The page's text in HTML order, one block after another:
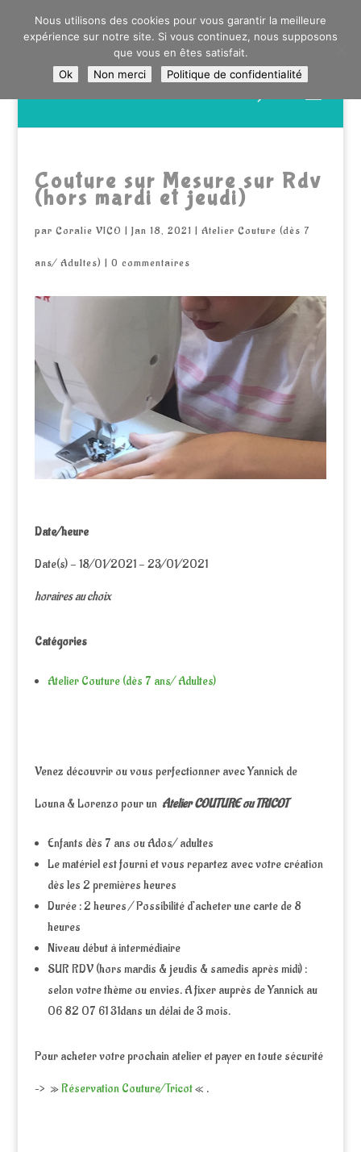
0603176412 - RDV CHEZ SO WATT À SAINT ANDRÉ OU
DANS LA MÉTROPOLE LILLOISE
CRAIENCO@GMAIL.COM
produits
Couture sur Mesure sur Rdv
(hors mardi et jeudi)
par Coralie VICO | Jan 18, 2021 | Atelier Couture (dès 7
ans/ Adultes) | 0 commentaires
Date/heure
Date(s) - 18/01/2021 - 23/01/2021
horaires au choix
Catégories
Atelier Couture (dès 7 ans/ Adultes)
Venez découvrir ou vous perfectionner avec Yannick de
Louna & Lorenzo pour un Atelier COUTURE ou TRICOT
Enfants dès 7 ans ou Ados/ adultes
Le matériel est fourni et vous repartez avec votre création
dès les 2 premières heures
Durée : 2 heures / Possibilité d’acheter une carte de 8
heures
Niveau début à intermédiaire
SUR RDV (hors mardis & jeudis & samedis après midi) :
selon votre thème ou envies. A fixer auprès de Yannick au
06 82 07 61 31dans un délai de 3 mois.
Pour acheter votre prochain atelier et payer en toute sécurité
–> »Réservation Couture/Tricot« .
Nous utilisons des cookies pour vous garantir la meilleure
expérience sur notre site. Si vous continuez, nous supposons
que vous en êtes satisfait.
Ok
Non merci Politique de confidentialité